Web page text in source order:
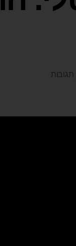
תגובות